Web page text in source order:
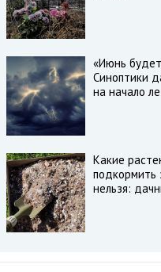
«Июнь
Синоптики
на начало
Какие
подкормить
нельзя: